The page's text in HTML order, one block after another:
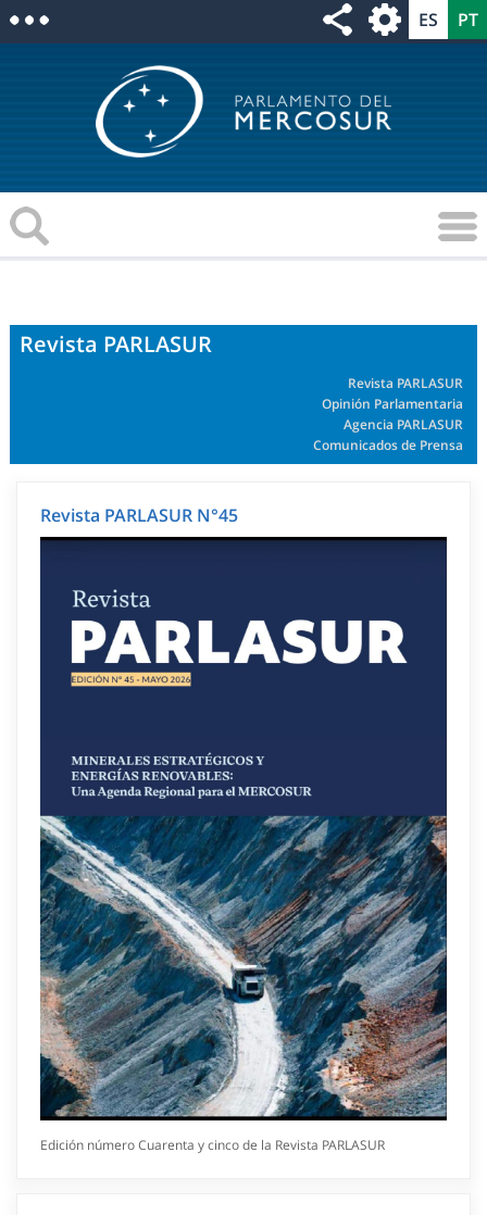
Revista PARLASUR
Revista PARLASUR
Opinión Parlamentaria
Agencia PARLASUR
Comunicados de Prensa
Revista PARLASUR N°45
Edición número Cuarenta y cinco de la Revista PARLASUR